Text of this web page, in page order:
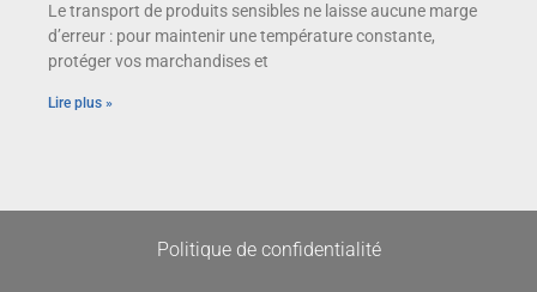
Le transport de produits sensibles ne laisse aucune marge
d’erreur : pour maintenir une température constante,
protéger vos marchandises et
Lire plus »
Politique de confidentialité